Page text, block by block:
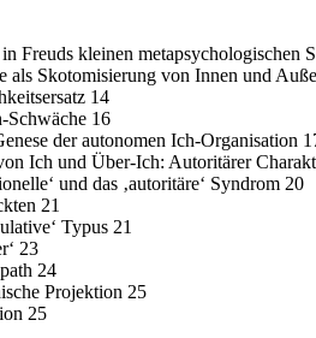
Freuds kleinen metapsychologischen
als Skotomisierung von Innen und
14
Schwäche 16
der autonomen Ich-Organisation
Ich und Über-Ich: Autoritärer
und das ‚autoritäre‘ Syndrom 20
21
Typus 21
23
24
Projektion 25
25